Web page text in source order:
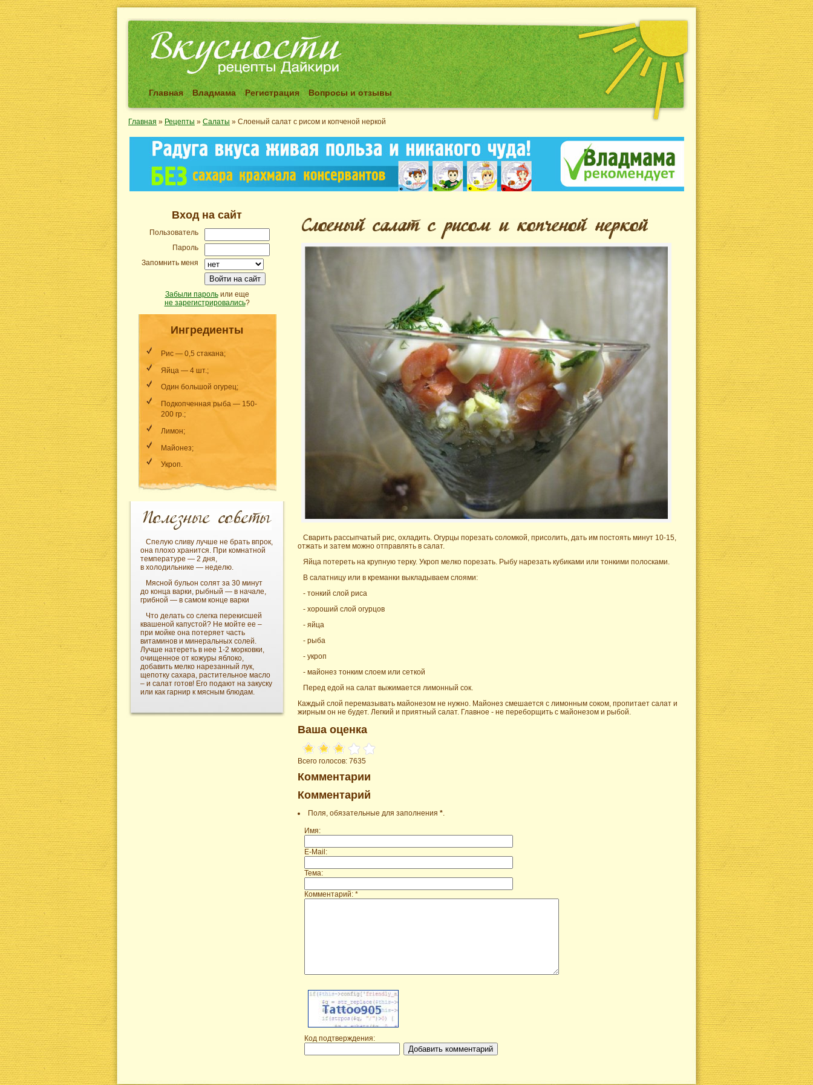
Главная Владмама Регистрация Вопросы и отзывы
Главная » Рецепты » Салаты » Слоеный салат с рисом и копченой неркой
Вход на сайт
Пользователь
Пароль
Запомнить меня
Войти на сайт
Забыли парольили еще
не зарегистрировались?
Ингредиенты
Рис — 0,5 стакана;
Яйца — 4 шт.;
Один большой огурец;
Подкопченная рыба — 150-
200 гр.;
Лимон;
Майонез;
Укроп.
Спелую сливу лучше не брать впрок,
она плохо хранится. При комнатной
температуре — 2 дня,
в холодильнике — неделю.
Мясной бульон солят за 30 минут
до конца варки, рыбный — в начале,
грибной — в самом конце варки
Что делать со слегка перекисшей
квашеной капустой? Не мойте ее –
при мойке она потеряет часть
витаминов и минеральных солей.
Лучше натереть в нее 1-2 морковки,
очищенное от кожуры яблоко,
добавить мелко нарезанный лук,
щепотку сахара, растительное масло
– и салат готов! Его подают на закуску
или как гарнир к мясным блюдам.
Сварить рассыпчатый рис, охладить. Огурцы порезать соломкой, присолить, дать им постоять минут 10-15,
отжать и затем можно отправлять в салат.
Яйца потереть на крупную терку. Укроп мелко порезать. Рыбу нарезать кубиками или тонкими полосками.
В салатницу или в креманки выкладываем слоями:
- тонкий слой риса
- хороший слой огурцов
- яйца
- рыба
- укроп
- майонез тонким слоем или сеткой
Перед едой на салат выжимается лимонный сок.
Каждый слой перемазывать майонезом не нужно. Майонез смешается с лимонным соком, пропитает салат и
жирным он не будет. Легкий и приятный салат. Главное - не переборщить с майонезом и рыбой.
Ваша оценка
Всего голосов: 7635
Комментарии
Комментарий
Поля, обязательные для заполнения *.
Имя:
E-Mail:
Тема:
Комментарий: *
Код подтверждения: